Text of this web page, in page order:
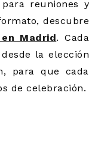
reuniones y
descubre
Madrid. Cada
la elección
para que cada
de celebración.